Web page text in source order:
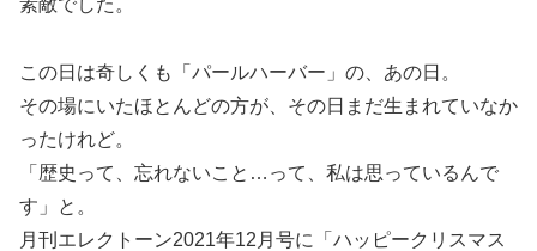
素敵でした。
この日は奇しくも「パールハーバー」の、あの日。
その場にいたほとんどの方が、その日まだ生まれていなか
ったけれど。
「歴史って、忘れないこと…って、私は思っているんで
す」と。
月刊エレクトーン2021年12月号に「ハッピークリスマス